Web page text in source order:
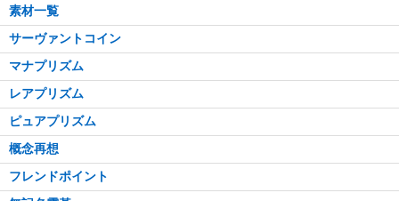
素材一覧
サーヴァントコイン
マナプリズム
レアプリズム
ピュアプリズム
概念再想
フレンドポイント